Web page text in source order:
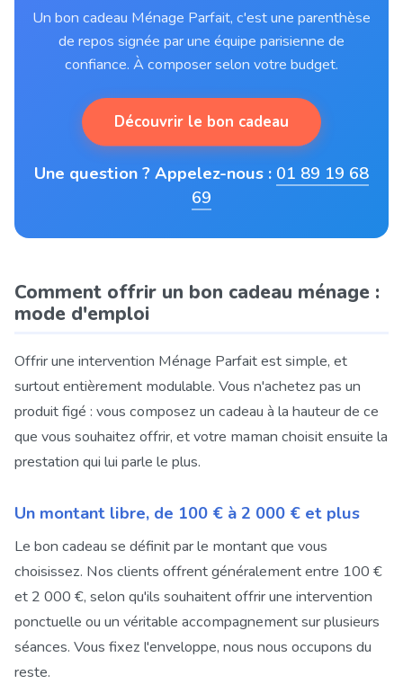
Un bon cadeau Ménage Parfait, c'est une parenthèse
de repos signée par une équipe parisienne de
confiance. À composer selon votre budget.
Découvrir le bon cadeau
Une question ? Appelez-nous : 01 89 19 68
69
Comment offrir un bon cadeau ménage :
mode d'emploi
Offrir une intervention Ménage Parfait est simple, et
surtout entièrement modulable. Vous n'achetez pas un
produit figé : vous composez un cadeau à la hauteur de ce
que vous souhaitez offrir, et votre maman choisit ensuite la
prestation qui lui parle le plus.
Un montant libre, de 100 € à 2 000 € et plus
Le bon cadeau se définit par le montant que vous
choisissez. Nos clients offrent généralement entre 100 €
et 2 000 €, selon qu'ils souhaitent offrir une intervention
ponctuelle ou un véritable accompagnement sur plusieurs
séances. Vous fixez l'enveloppe, nous nous occupons du
reste.